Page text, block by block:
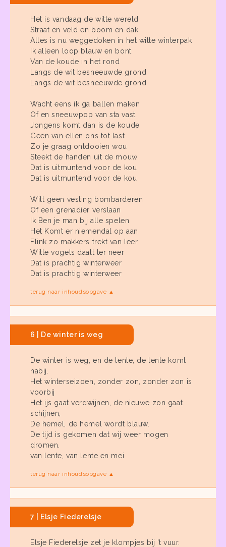
Het is vandaag de witte wereld
Straat en veld en boom en dak
Alles is nu weggedoken in het witte winterpak
Ik alleen loop blauw en bont
Van de koude in het rond
Langs de wit besneeuwde grond
Langs de wit besneeuwde grond
Wacht eens ik ga ballen maken
Of en sneeuwpop van sta vast
Jongens komt dan is de koude
Geen van ellen ons tot last
Zo je graag ontdooien wou
Steekt de handen uit de mouw
Dat is uitmuntend voor de kou
Dat is uitmuntend voor de kou
Wilt geen vesting bombarderen
Of een grenadier verslaan
Ik Ben je man bij alle spelen
Het Komt er niemendal op aan
Flink zo makkers trekt van leer
Witte vogels daalt ter neer
Dat is prachtig winterweer
Dat is prachtig winterweer
terug naar inhoudsopgave ▲
6 | De winter is weg
De winter is weg, en de lente, de lente komt
nabij.
Het winterseizoen, zonder zon, zonder zon is
voorbij
Het ijs gaat verdwijnen, de nieuwe zon gaat
schijnen,
De hemel, de hemel wordt blauw.
De tijd is gekomen dat wij weer mogen
dromen.
van lente, van lente en mei
terug naar inhoudsopgave ▲
7 | Elsje Fiederelsje
Elsje Fiederelsje zet je klompjes bij ’t vuur.